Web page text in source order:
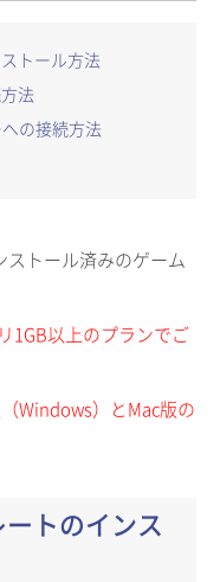
トール方法
法
の接続方法
トール済みのゲーム
1GB以上のプランでご
Windows）とMac版の
トのインス